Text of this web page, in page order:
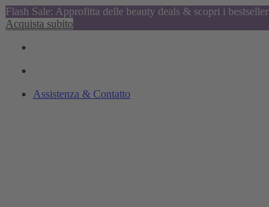
Flash Sale: Approfitta delle beauty deals & scopri i bestseller
Acquista subito
Assistenza & Contatto